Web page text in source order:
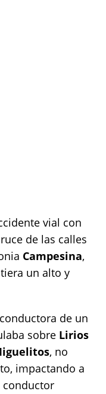
vial con
de las calles
Campesina,
un alto y
de un
sobre Lirios
, no
impactando a
conductor